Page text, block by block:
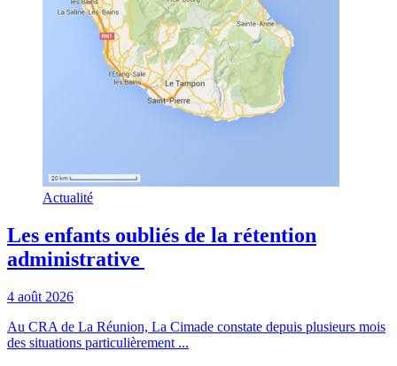
Actualité
Les enfants oubliés de la rétention
administrative
4 août 2026
Au CRA de La Réunion, La Cimade constate depuis plusieurs mois
des situations particulièrement ...